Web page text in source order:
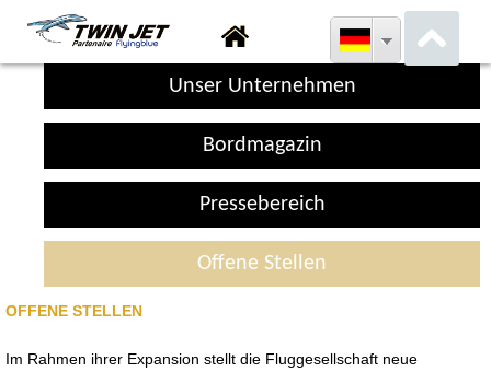
Unser Unternehmen
Bordmagazin
Pressebereich
Offene Stellen
OFFENE STELLEN
Im Rahmen ihrer Expansion stellt die Fluggesellschaft neue